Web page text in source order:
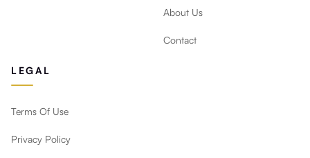
About Us
Contact
LEGAL
Terms Of Use
Privacy Policy